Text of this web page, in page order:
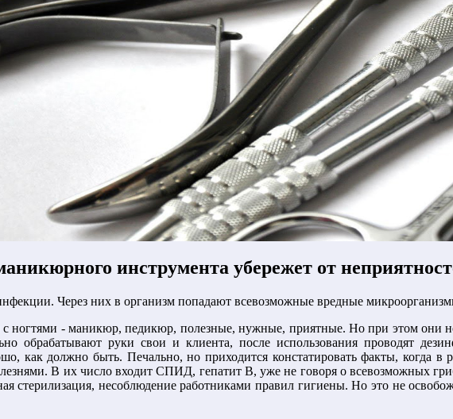
инструмента убережет от
Через них в организм попадают всевозможные вредные
ногтями - маникюр, педикюр, полезные, нужные, приятные. Но при этом они
обрабатывают руки свои и клиента, после использования проводят
как должно быть. Печально, но приходится констатировать факты, когда в
В их число входит СПИД, гепатит В, уже не говоря о всевозможных
стерилизация, несоблюдение работниками правил гигиены. Но это не